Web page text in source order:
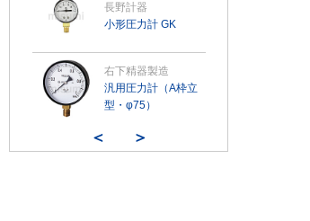
長野計器
小形圧力計 GK
右下精器製造
汎用圧力計（A枠立
型・φ75）
＜ ＞